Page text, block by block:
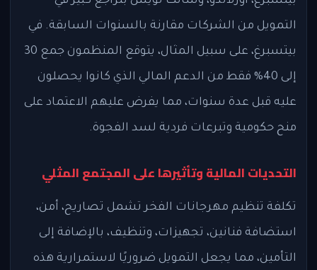
التمويل من الشركات مقارنة بالسنوات السابقة. في
بيتسبرغ، على سبيل المثال، يتوقع المنظمون جمع 30
إلى 40% فقط من الدعم المالي الذي كانوا يحصلون
عليه قبل عدة سنوات، مما يفرض عليهم الاعتماد على
منح حكومية وتبرعات فردية لسد الفجوة.
التحديات المالية وتأثيرها على المجتمع المثلي
تكلفة تنظيم مهرجانات الفخر تشمل تصاريح، أمن،
استضافة فنانين، تجهيزات، وتنظيف، بالإضافة إلى
التأمين، مما يجعل التمويل ضروريًا لاستمرارية هذه